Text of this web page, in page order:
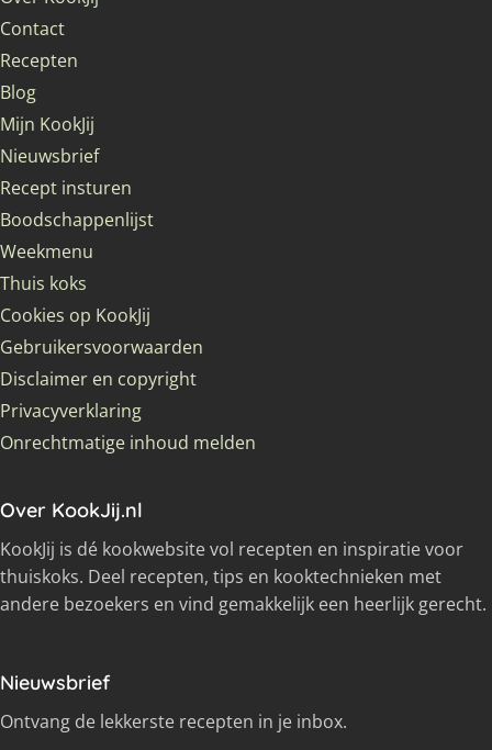
Contact
Recepten
Blog
Mijn KookJij
Nieuwsbrief
Recept insturen
Boodschappenlijst
Weekmenu
Thuis koks
Cookies op KookJij
Gebruikersvoorwaarden
Disclaimer en copyright
Privacyverklaring
Onrechtmatige inhoud melden
Over KookJij.nl
KookJij is dé kookwebsite vol recepten en inspiratie voor
thuiskoks. Deel recepten, tips en kooktechnieken met
andere bezoekers en vind gemakkelijk een heerlijk gerecht.
Nieuwsbrief
Ontvang de lekkerste recepten in je inbox.